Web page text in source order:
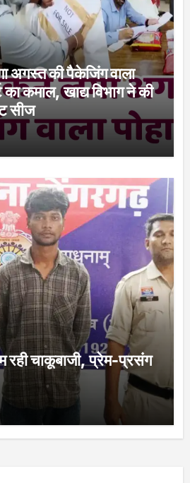
अगस्त की पैकेजिंग वाला
का कमाल, खाद्य विभाग ने की
सीज
रही चाकूबाजी, प्रेम-प्रसंग